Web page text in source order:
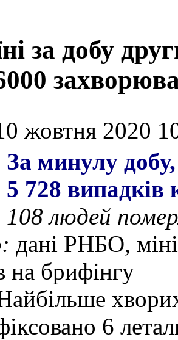
за добу
жовтня 2020
За минулу
5 728 випадків
108 людей
дані РНБО,
на брифінгу
6